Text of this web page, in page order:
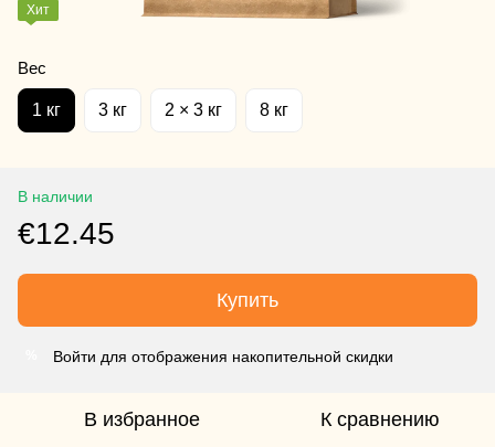
Хит
Вес
1 кг 3 кг 2 × 3 кг 8 кг
В наличии
€12.45
Купить
Войти для отображения накопительной скидки
В избранное К сравнению